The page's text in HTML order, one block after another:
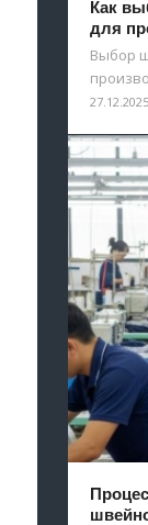
Как
для
Выбор
27.12.2025